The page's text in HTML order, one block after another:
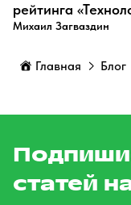
рейтинга
Михаил Загваздин
Главная Блог
статей